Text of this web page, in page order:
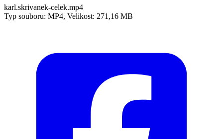
karl.skrivanek-celek.mp4
Typ souboru: MP4, Velikost: 271,16 MB